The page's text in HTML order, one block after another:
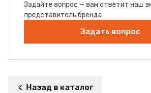
Задайте вопрос — вам ответит наш
представитель бренда
Задать вопрос
Назад в каталог